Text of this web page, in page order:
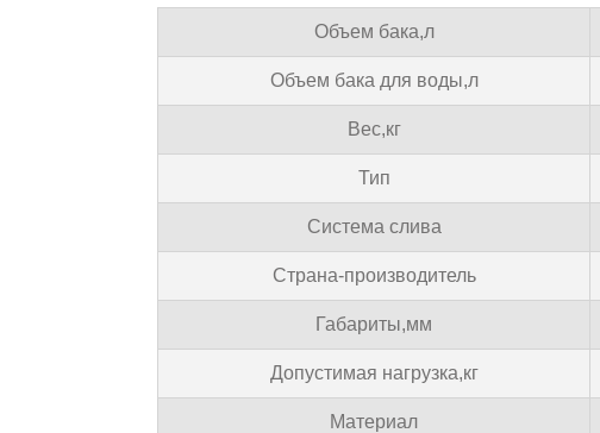
Объем бака,л
Объем бака для воды,л
Вес,кг
Тип
Система слива
Страна-производитель
Габариты,мм
Допустимая нагрузка,кг
Материал